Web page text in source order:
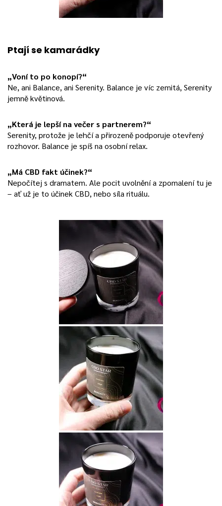
Ptají se kamarádky
„Voní to po konopí?“
Ne, ani Balance, ani Serenity. Balance je víc zemitá, Serenity
jemně květinová.
„Která je lepší na večer s partnerem?“
Serenity, protože je lehčí a přirozeně podporuje otevřený
rozhovor. Balance je spíš na osobní relax.
„Má CBD fakt účinek?“
Nepočítej s dramatem. Ale pocit uvolnění a zpomalení tu je
– ať už je to účinek CBD, nebo síla rituálu.